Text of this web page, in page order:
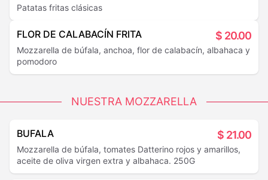
Patatas fritas clásicas
FLOR DE CALABACÍN FRITA $ 20.00
Mozzarella de búfala, anchoa, flor de calabacín, albahaca y
pomodoro
NUESTRA MOZZARELLA
BUFALA $ 21.00
Mozzarella de búfala, tomates Datterino rojos y amarillos,
aceite de oliva virgen extra y albahaca. 250G